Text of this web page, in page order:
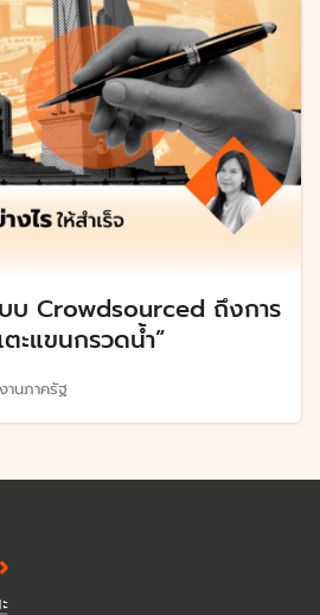
บ Crowdsourced ถึงการ
ะแขนกรวดน้ำ”
านภาครัฐ